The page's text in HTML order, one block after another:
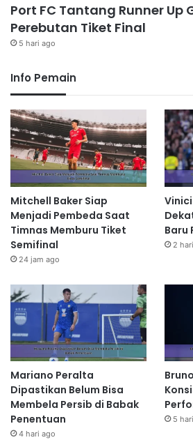
Port FC Tantang Runner Up
Perebutan Tiket Final
5 hari ago
Info Pemain
Mitchell Baker Siap
Menjadi Pembeda Saat
Timnas Memburu Tiket
Semifinal
24 jam ago
Baru
2
Mariano Peralta
Dipastikan Belum Bisa
Membela Persib di Babak
Penentuan
4 hari ago
5